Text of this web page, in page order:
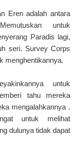
Eren adalah antara
untuk
Paradis lagi,
seri. Survey Corps
menghentikannya.
untuk
tahu mereka
mengalahkannya .
untuk melihat
dulunya tidak dapat